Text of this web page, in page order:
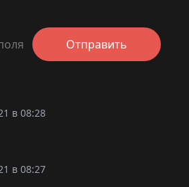
Отправить
в 08:28
в 08:27